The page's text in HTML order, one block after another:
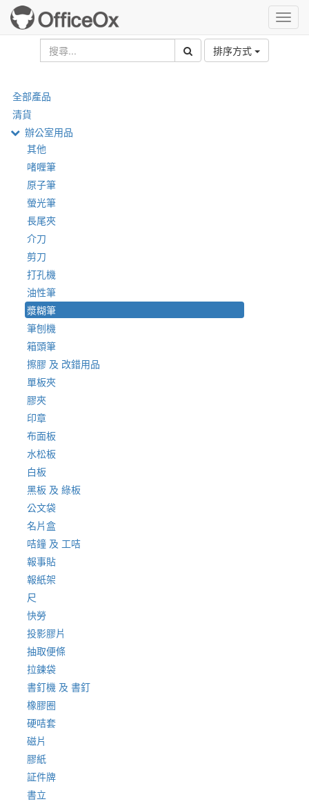
排序方式
全部產品
清貨
辦公室用品
其他
啫喱筆
原子筆
螢光筆
長尾夾
介刀
剪刀
打孔機
油性筆
漿糊筆
筆刨機
箱頭筆
擦膠 及 改錯用品
單板夾
膠夾
印章
布面板
水松板
白板
黑板 及 綠板
公文袋
名片盒
咭鐘 及 工咭
報事貼
報紙架
尺
快勞
投影膠片
抽取便條
拉鍊袋
書釘機 及 書釘
橡膠圈
硬咭套
磁片
膠紙
証件牌
書立